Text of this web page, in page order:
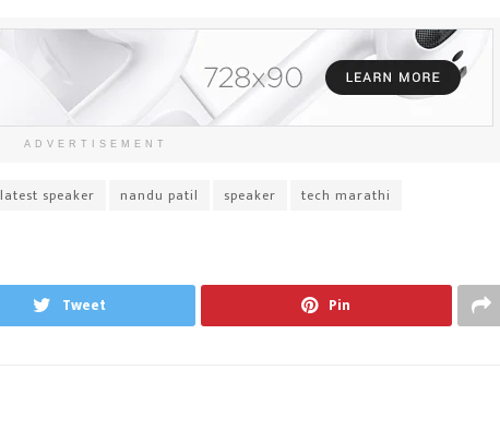
ADVERTISEMENT
latest speaker nandu patil speaker
tech marathi
Tweet Pin